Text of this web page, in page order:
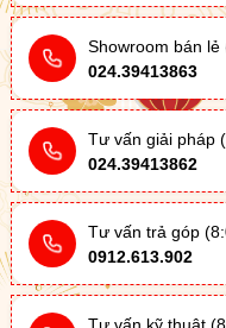
Showroom bán lẻ
024.39413863
Tư vấn giải pháp
024.39413862
Tư vấn trả góp
0912.613.902
Tư vấn kỹ thuật